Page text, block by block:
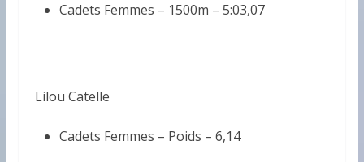
Cadets Femmes – 1500m – 5:03,07
Lilou Catelle
Cadets Femmes – Poids – 6,14